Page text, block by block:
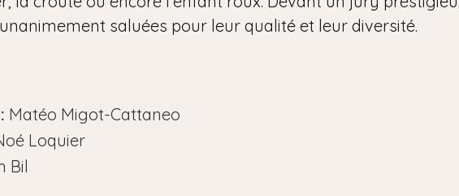
saluées pour leur qualité et leur diversité.
Matéo Migot-Cattaneo
Loquier
Bil